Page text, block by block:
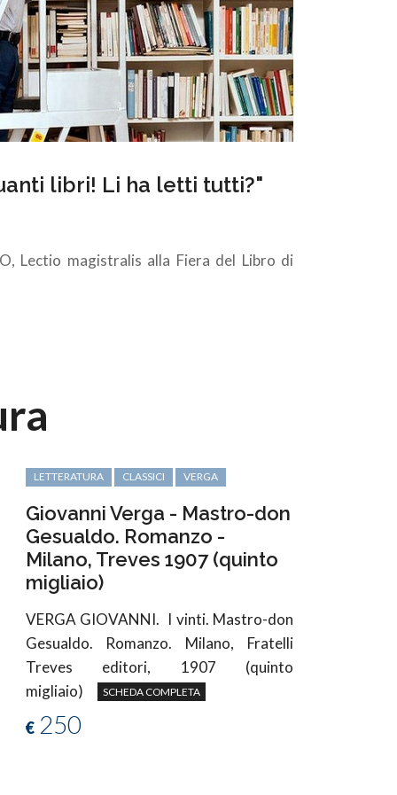
libri! Li ha letti tutti?"
Lectio magistralis alla Fiera del Libro di
LETTERATURA CLASSICI VERGA
Giovanni Verga - Mastro-don
Gesualdo. Romanzo -
Milano, Treves 1907 (quinto
migliaio)
VERGA GIOVANNI. I vinti. Mastro-don
Gesualdo. Romanzo. Milano, Fratelli
Treves editori, 1907 (quinto
migliaio)
SCHEDA COMPLETA
€250